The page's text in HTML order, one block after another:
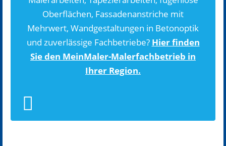
Oberflächen, Fassadenanstriche mit
Mehrwert, Wandgestaltungen in Betonoptik
und zuverlässige Fachbetriebe? Hier finden
Sie den MeinMaler-Malerfachbetrieb in
Ihrer Region.